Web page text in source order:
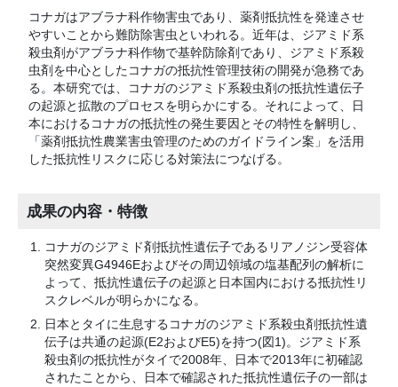
コナガはアブラナ科作物害虫であり、薬剤抵抗性を発達させ
やすいことから難防除害虫といわれる。近年は、ジアミド系
殺虫剤がアブラナ科作物で基幹防除剤であり、ジアミド系殺
虫剤を中心としたコナガの抵抗性管理技術の開発が急務であ
る。本研究では、コナガのジアミド系殺虫剤の抵抗性遺伝子
の起源と拡散のプロセスを明らかにする。それによって、日
本におけるコナガの抵抗性の発生要因とその特性を解明し、
「薬剤抵抗性農業害虫管理のためのガイドライン案」を活用
した抵抗性リスクに応じる対策法につなげる。
成果の内容・特徴
コナガのジアミド剤抵抗性遺伝子であるリアノジン受容体
突然変異G4946Eおよびその周辺領域の塩基配列の解析に
よって、抵抗性遺伝子の起源と日本国内における抵抗性リ
スクレベルが明らかになる。
日本とタイに生息するコナガのジアミド系殺虫剤抵抗性遺
伝子は共通の起源(E2およびE5)を持つ(図1)。ジアミド系
殺虫剤の抵抗性がタイで2008年、日本で2013年に初確認
されたことから、日本で確認された抵抗性遺伝子の一部は